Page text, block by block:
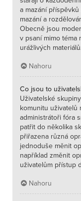
a mazání
mazání a
Obecně jsou
v psaní mimo téma
urážlivých
Nahoru
Co jsou to
Uživatelské
komunitu uživatelů
administrátoři fóra
patřit do několika
přiřazena různá
jednoduše měnit
například změnit
uživatelům přístup
Nahoru